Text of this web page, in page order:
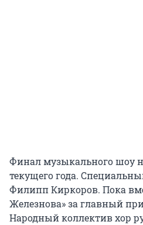
Финал музыкального шоу
текущего года.
Филипп Киркоров. Пока
Железнова» за главный
Народный коллектив хор